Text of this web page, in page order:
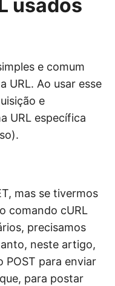
usados
e comum
URL. Ao usar esse
e
URL específica
mas se tivermos
comando cURL
precisamos
neste artigo,
POST para enviar
para postar